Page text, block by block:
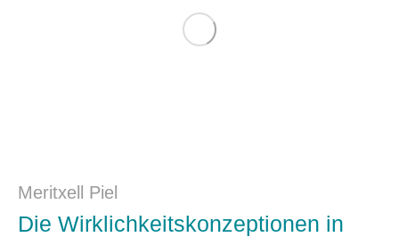
Meritxell Piel
Die Wirklichkeitskonzeptionen in